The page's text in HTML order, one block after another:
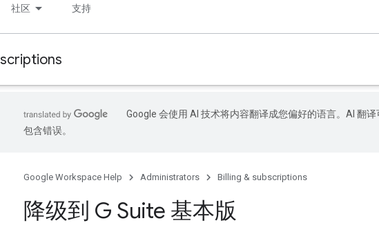
社区 支持
Google 会使用 AI 技术将内容翻译成您偏好的语言。AI 翻译
包含错误。
Google Workspace Help Administrators Billing & subscriptions
降级到 G Suite 基本版